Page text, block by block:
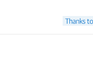
마디로 내 마음에 낙인 되어
셈이였다는 생각하게 되었
어떻게 해도 벗어날 수 없는
조금 바꿔서 그의 좋은 장점
까. 손재주가 좋았던 그가 나
지만 프레드릭을 따돌리진 않
이 많을 땐 모두 행복했습니
만큼 마음도 추워져 모두 입
납니다. 프레드릭이 준비한